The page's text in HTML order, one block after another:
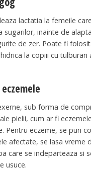
lactatia la femeile
sugarilor, inainte de
de zer. Poate fi
la copiii cu tulburari
sub forma de
pielii, cum ar fi
Pentru eczeme, se pun
afectate, se lasa vreme
care se indeparteaza si
usuce.